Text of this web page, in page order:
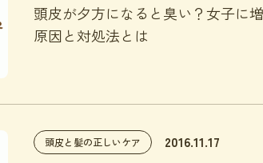
頭皮が夕方になると臭い？女子に
原因と対処法とは
頭皮と髪の正しいケア 2016.11.17